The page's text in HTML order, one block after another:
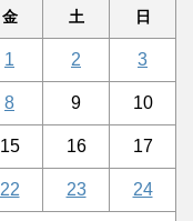
金 土 日
1 2 3
8 9 10
15 16 17
22 23 24